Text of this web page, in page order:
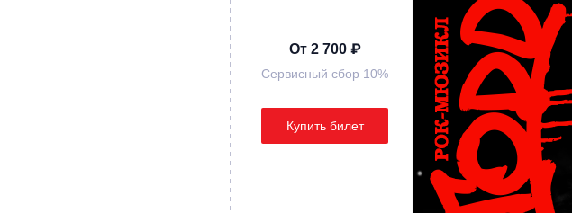
От 2 700 ₽
Сервисный сбор 10%
Купить билет